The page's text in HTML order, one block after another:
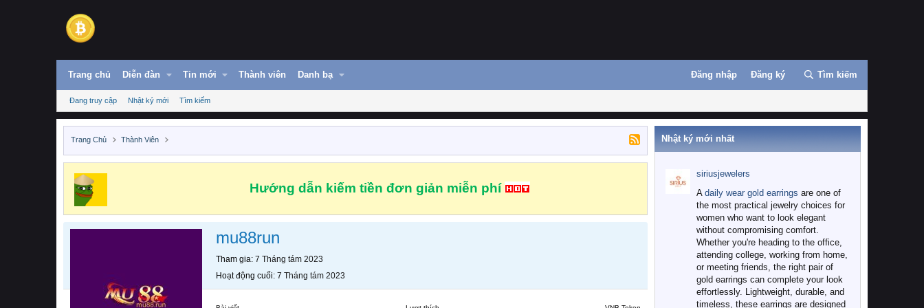
Trang chủ Diễn đàn Tin mới Thành viên Danh bạ Đăng nhập Đăng ký Tìm kiếm
Đang truy cập Nhật ký mới Tìm kiếm
Trang Chủ Thành Viên
Hướng dẫn kiếm tiền đơn giản miễn phí
mu88run
Tham gia 7 Tháng tám 2023
Hoạt động cuối 7 Tháng tám 2023
Nhật ký mới nhất
siriusjewelers
A daily wear gold earrings are one of
the most practical jewelry choices for
women who want to look elegant
without compromising comfort.
Whether you're heading to the office,
attending college, working from home,
or meeting friends, the right pair of
gold earrings can complete your look
effortlessly. Lightweight, durable, and
timeless, these earrings are designed